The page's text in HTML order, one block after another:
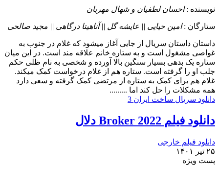
نویسنده :احسان لطفیان و شهال مهربان
ستارگان :امین حیایی || عایشه گل || آناهیتا درگاهی || مجید صالحی
داستان داستان سریال از جایی آغاز میشود که غلام در جنوب به
غواصی مشغول است و به ستاره خانم علاقه مند است. در این میان
ستاره یک بدهی بسیار سنگین بالا آورده و شخصی به نام ظلی حکم
جلب او را گرفته است. ستاره هم از غلام درخواست کمک میکند.
غلام هم برای کمک به ستاره از مرتضی کمک گرفته و سعی دارد
همه مشکلات را حل کند اما .........
دانلود سریال ساخت ایران 3
دانلود فیلم Broker 2022 دلال
دانلود فیلم خارجی
۲۵ تیر ۱۴۰۱
پست ويژه